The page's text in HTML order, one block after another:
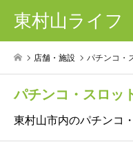
東村山ライフ
店舗・施設 パチンコ・
パチンコ・スロッ
東村山市内のパチンコ